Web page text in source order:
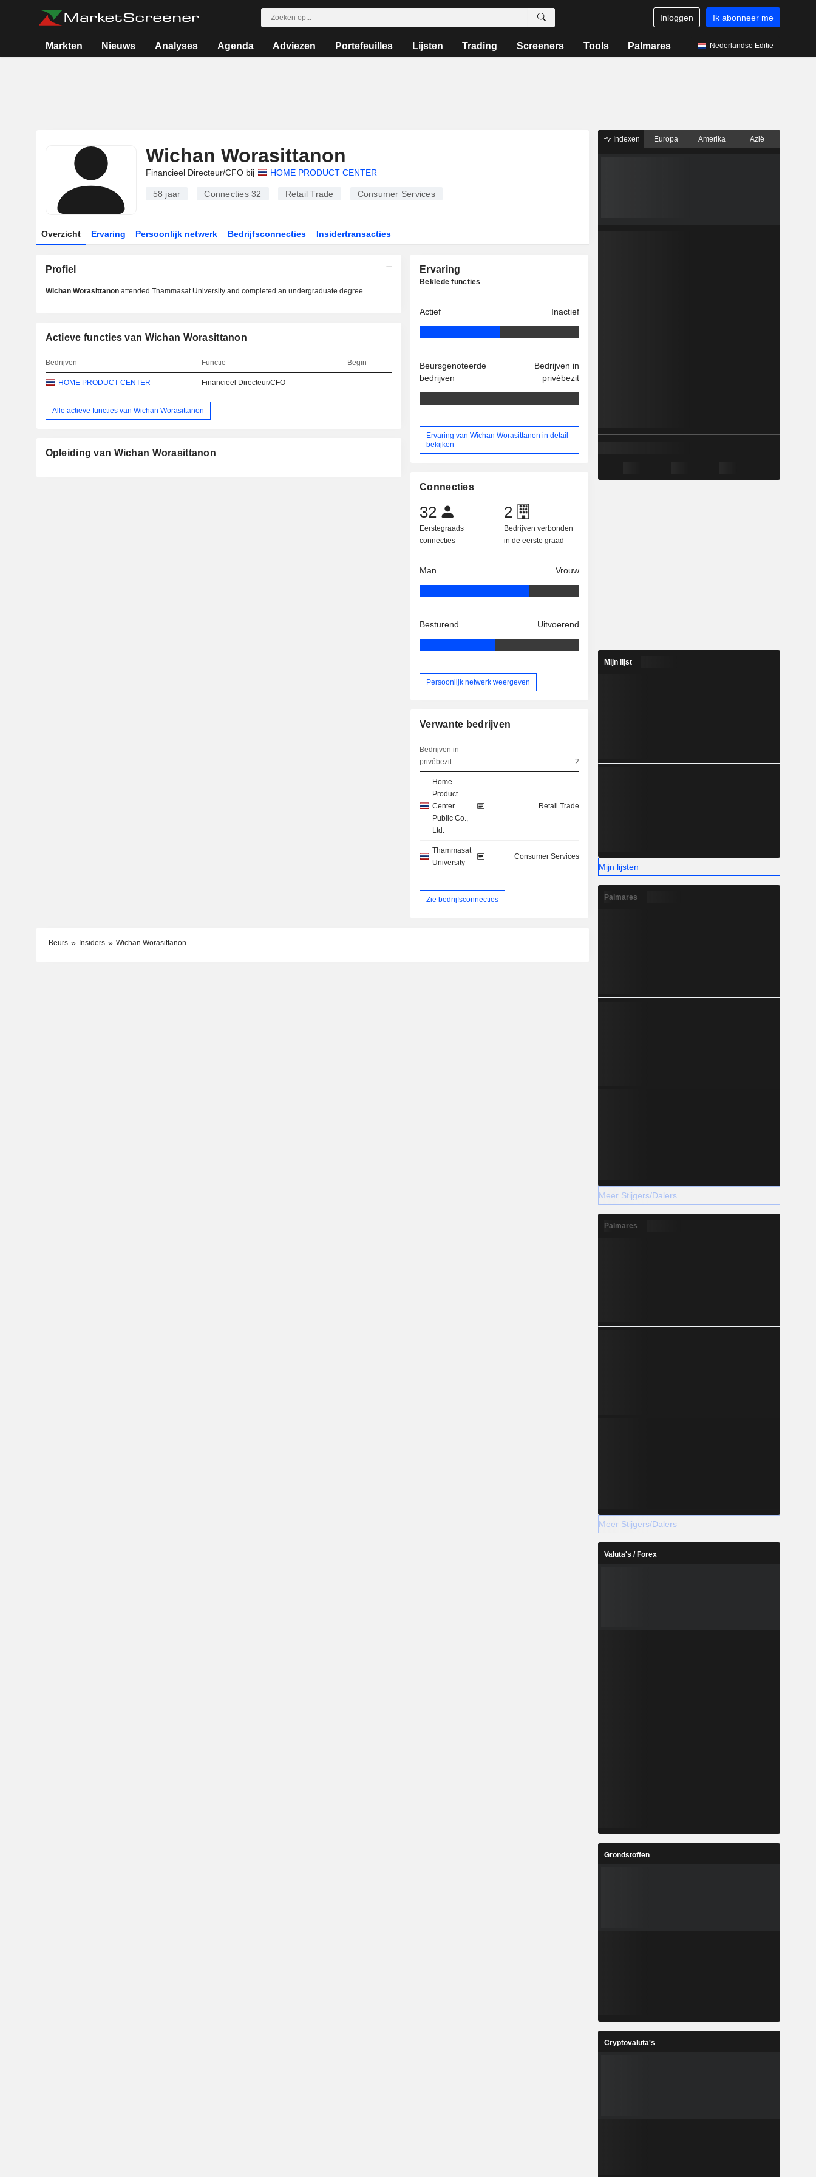
Inloggen Ik abonneer me
Markten Nieuws Analyses Agenda Adviezen Portefeuilles Lijsten Trading Screeners Tools Palmares Nederlandse Editie
Wichan Worasittanon
Financieel Directeur/CFO bij HOME PRODUCT CENTER
58 jaar Connecties 32 Retail Trade Consumer Services
Overzicht Ervaring Persoonlijk netwerk Bedrijfsconnecties Insidertransacties
Profiel
Wichan Worasittanonattended Thammasat University and completed an undergraduate degree.
Actieve functies van Wichan Worasittanon
Bedrijven Functie Begin
HOME PRODUCT CENTER Financieel Directeur/CFO -
Alle actieve functies van Wichan Worasittanon
Opleiding van Wichan Worasittanon
Ervaring
Beklede functies
Actief Inactief
Beursgenoteerde
bedrijven
Bedrijven in
privébezit
Ervaring van Wichan Worasittanon in detail
bekijken
Connecties
32
Eerstegraads
connecties
2
Bedrijven verbonden
in de eerste graad
Man Vrouw
Besturend Uitvoerend
Persoonlijk netwerk weergeven
Verwante bedrijven
Bedrijven in
privébezit
2
Home
Product
Center
Public Co.,
Ltd.
Retail Trade
Thammasat
University
Consumer Services
Zie bedrijfsconnecties
Beurs Insiders Wichan Worasittanon
Indexen Europa Amerika Azië
Mijn lijst
Mijn lijsten
Palmares
Meer Stijgers/Dalers
Palmares
Meer Stijgers/Dalers
Valuta's / Forex
Grondstoffen
Cryptovaluta's